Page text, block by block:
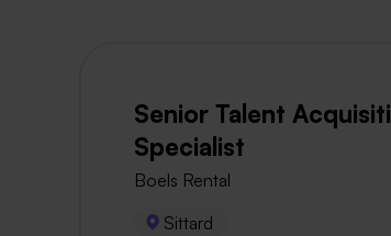
Senior Talent
Specialist
Boels Rental
Sittard